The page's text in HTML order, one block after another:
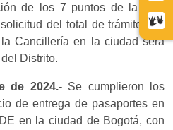
de
de los 7 puntos de la Red
del total de trámites de
Cancillería en la ciudad será
Distrito.
de 2024.- Se cumplieron los
de entrega de pasaportes en
en la ciudad de Bogotá, con